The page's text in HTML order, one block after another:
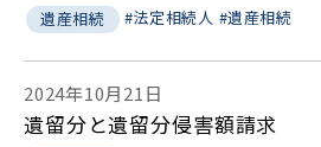
遺産相続 #法定相続人 #遺産相続
2024年10月21日
遺留分と遺留分侵害額請求